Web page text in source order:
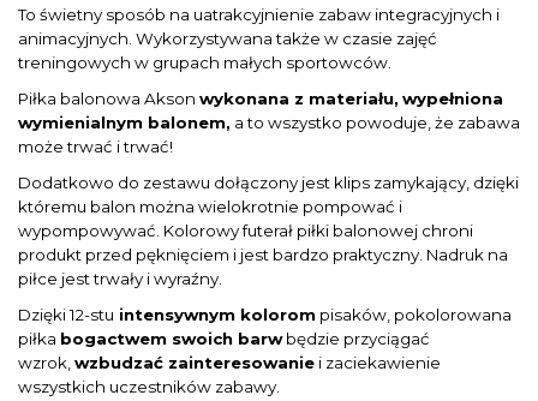
To świetny sposób na uatrakcyjnienie zabaw integracyjnych i
animacyjnych. Wykorzystywana także w czasie zajęć
treningowych w grupach małych sportowców.
Piłka balonowa Akson wykonana z materiału, wypełniona
wymienialnym balonem, a to wszystko powoduje, że zabawa
może trwać i trwać!
Dodatkowo do zestawu dołączony jest klips zamykający, dzięki
któremu balon można wielokrotnie pompować i
wypompowywać. Kolorowy futerał piłki balonowej chroni
produkt przed pęknięciem i jest bardzo praktyczny. Nadruk na
piłce jest trwały i wyraźny.
Dzięki 12-stu intensywnym kolorom pisaków, pokolorowana
piłka bogactwem swoich barwbędzie przyciągać
wzrok,wzbudzać zainteresowanie i zaciekawienie
wszystkich uczestników zabawy.